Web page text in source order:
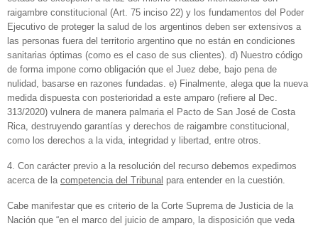
raigambre constitucional (Art. 75 inciso 22) y los fundamentos del Poder
Ejecutivo de proteger la salud de los argentinos deben ser extensivos a
las personas fuera del territorio argentino que no están en condiciones
sanitarias óptimas (como es el caso de sus clientes). d) Nuestro código
de forma impone como obligación que el Juez debe, bajo pena de
nulidad, basarse en razones fundadas. e) Finalmente, alega que la nueva
medida dispuesta con posterioridad a este amparo (refiere al Dec.
313/2020) vulnera de manera palmaria el Pacto de San José de Costa
Rica, destruyendo garantías y derechos de raigambre constitucional,
como los derechos a la vida, integridad y libertad, entre otros.
4. Con carácter previo a la resolución del recurso debemos expedirnos
acerca de la competencia del Tribunal para entender en la cuestión.
Cabe manifestar que es criterio de la Corte Suprema de Justicia de la
Nación que “en el marco del juicio de amparo, la disposición que veda